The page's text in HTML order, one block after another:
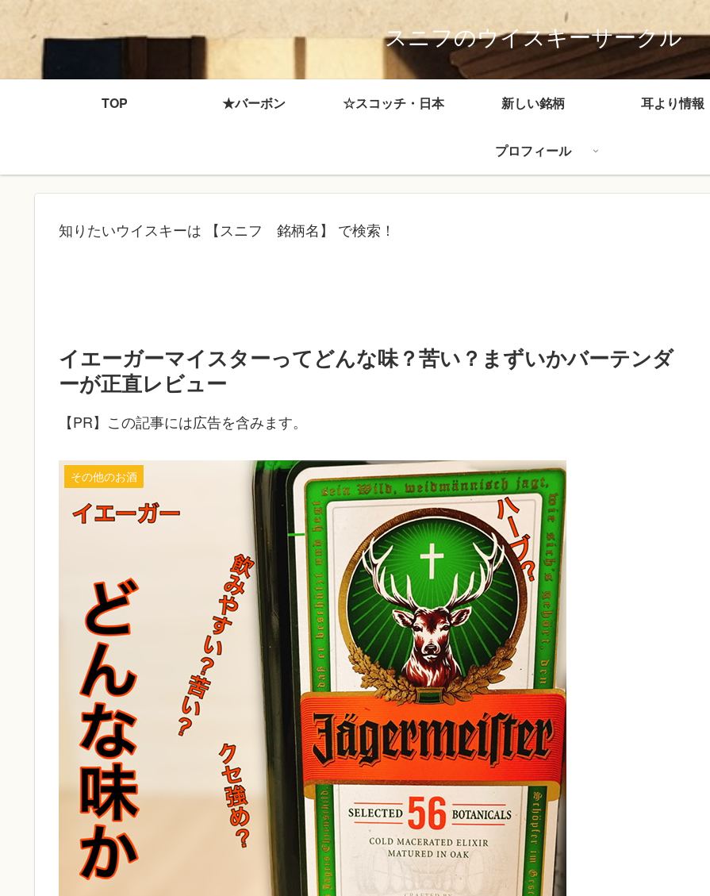
スニフのウイスキーサークル
TOP ★バーボン ☆スコッチ・日本 新しい銘柄 耳より情報
プロフィール
知りたいウイスキーは 【スニフ 銘柄名】 で検索！
イエーガーマイスターってどんな味？苦い？まずいかバーテンダ
ーが正直レビュー
【PR】この記事には広告を含みます。
その他のお酒